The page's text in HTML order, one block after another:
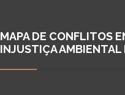
MAPA DE CONFLITOS
INJUSTIÇA AMBIENTAL